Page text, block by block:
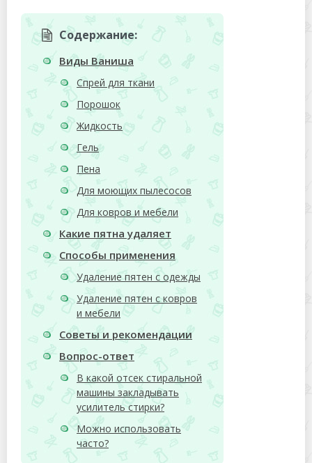
Содержание:
Виды Ваниша
Спрей для ткани
Порошок
Жидкость
Гель
Пена
Для моющих пылесосов
Для ковров и мебели
Какие пятна удаляет
Способы применения
Удаление пятен с одежды
Удаление пятен с ковров
и мебели
Советы и рекомендации
Вопрос-ответ
В какой отсек стиральной
машины закладывать
усилитель стирки?
Можно использовать
часто?